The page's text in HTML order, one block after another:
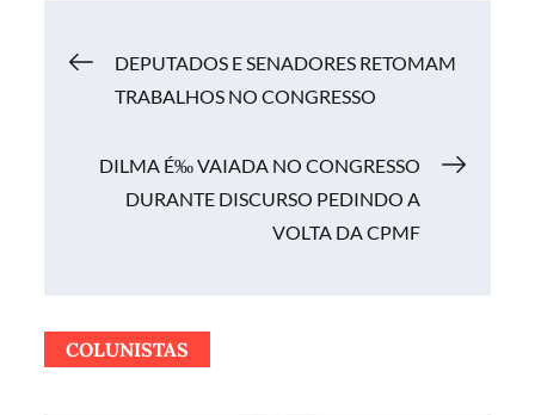
Navegação
Post
DEPUTADOS E SENADORES RETOMAM
TRABALHOS NO CONGRESSO
DILMA É‰ VAIADA NO CONGRESSO
DURANTE DISCURSO PEDINDO A
VOLTA DA CPMF
COLUNISTAS